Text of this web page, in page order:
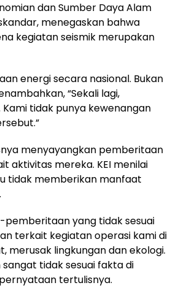
dan Sumber Daya Alam
menegaskan bahwa
kegiatan seismik merupakan
energi secara nasional. Bukan
“Sekali lagi,
tidak punya kewenangan
menyayangkan pemberitaan
aktivitas mereka. KEI menilai
tidak memberikan manfaat
yang tidak sesuai
terkait kegiatan operasi kami di
merusak lingkungan dan ekologi.
tidak sesuai fakta di
tertulisnya.